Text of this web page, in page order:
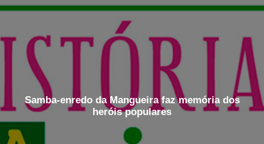
Samba-enredo da Mangueira faz memória dos
heróis populares